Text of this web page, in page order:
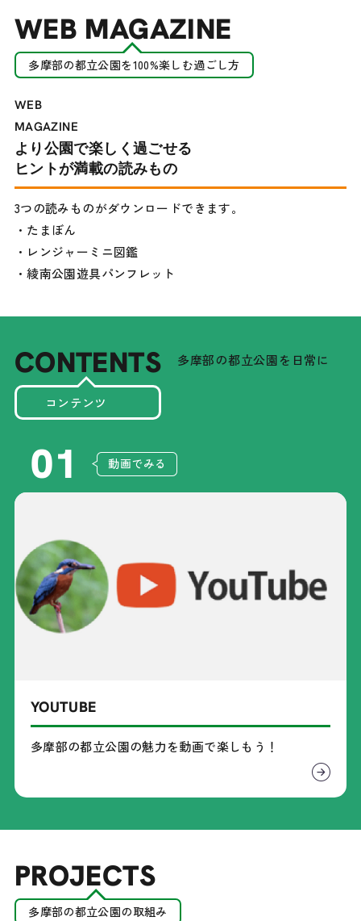
WEB MAGAZINE
多摩部の都立公園を100%楽しむ過ごし方
WEB
MAGAZINE
より公園で楽しく過ごせる
ヒントが満載の読みもの
3つの読みものがダウンロードできます。
・たまぼん
・レンジャーミニ図鑑
・綾南公園遊具パンフレット
CONTENTS
コンテンツ
多摩部の都立公園を日常に
01 動画でみる
YOUTUBE
多摩部の都立公園の魅力を動画で楽しもう！
PROJECTS
多摩部の都立公園の取組み